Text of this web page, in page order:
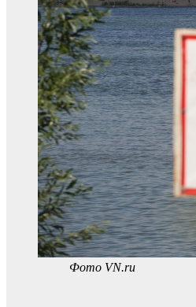
Фото VN.ru